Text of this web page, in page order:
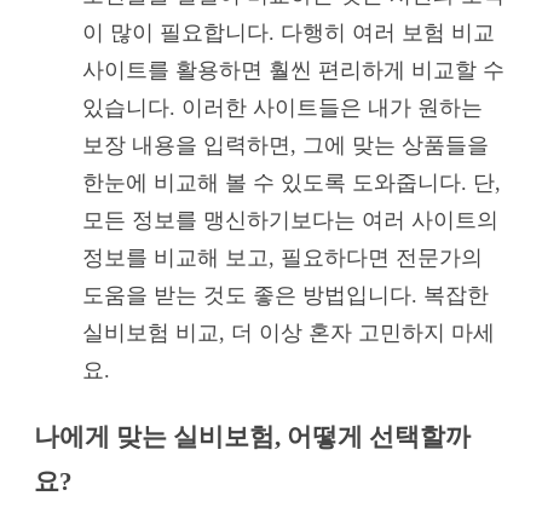
이 많이 필요합니다. 다행히 여러 보험 비교
사이트를 활용하면 훨씬 편리하게 비교할 수
있습니다. 이러한 사이트들은 내가 원하는
보장 내용을 입력하면, 그에 맞는 상품들을
한눈에 비교해 볼 수 있도록 도와줍니다. 단,
모든 정보를 맹신하기보다는 여러 사이트의
정보를 비교해 보고, 필요하다면 전문가의
도움을 받는 것도 좋은 방법입니다. 복잡한
실비보험 비교, 더 이상 혼자 고민하지 마세
요.
나에게 맞는 실비보험, 어떻게 선택할까
요?